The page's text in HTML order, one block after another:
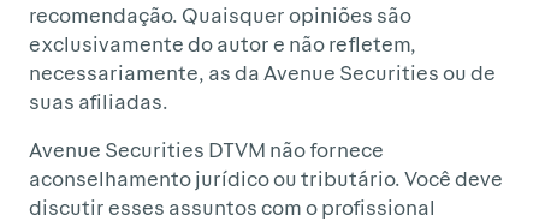
recomendação. Quaisquer opiniões são
exclusivamente do autor e não refletem,
necessariamente, as da Avenue Securities ou de
suas afiliadas.
Avenue Securities DTVM não fornece
aconselhamento jurídico ou tributário. Você deve
discutir esses assuntos com o profissional